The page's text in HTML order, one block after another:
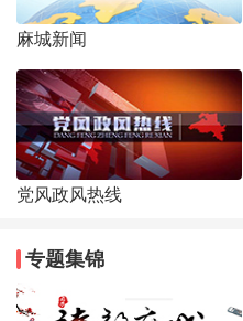
麻城新闻
党风政风热线
专题集锦